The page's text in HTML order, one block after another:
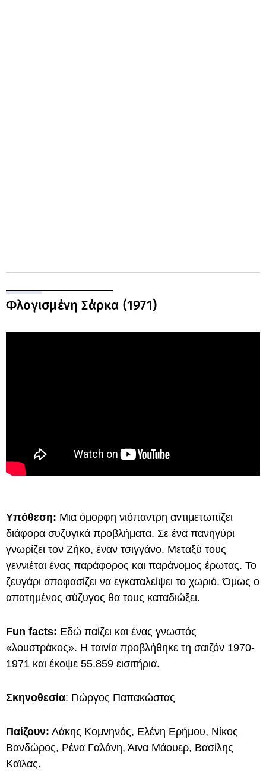
Φλογισμένη Σάρκα (1971)
Υπόθεση: Μια όμορφη νιόπαντρη αντιμετωπίζει
διάφορα συζυγικά προβλήματα. Σε ένα πανηγύρι
γνωρίζει τον Ζήκο, έναν τσιγγάνο. Μεταξύ τους
γεννιέται ένας παράφορος και παράνομος έρωτας. Το
ζευγάρι αποφασίζει να εγκαταλείψει το χωριό. Όμως ο
απατημένος σύζυγος θα τους καταδιώξει.
Fun facts: Εδώ παίζει και ένας γνωστός
«λουστράκος». Η ταινία προβλήθηκε τη σαιζόν 1970-
1971 και έκοψε 55.859 εισιτήρια.
Σκηνοθεσία: Γιώργος Παπακώστας
Παίζουν: Λάκης Κομνηνός, Ελένη Ερήμου, Νίκος
Βανδώρος, Ρένα Γαλάνη, Άινα Μάουερ, Βασίλης
Καϊλας.